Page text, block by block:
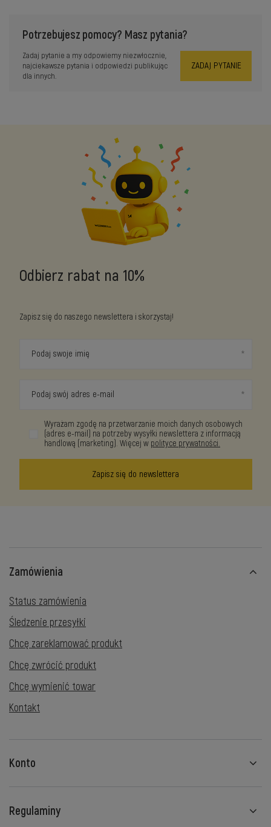
Potrzebujesz pomocy? Masz pytania?
Zadaj pytanie a my odpowiemy niezwłocznie,
najciekawsze pytania i odpowiedzi publikując
dla innych.
ZADAJ PYTANIE
Odbierz rabat na 10%
Zapisz się do naszego newslettera i skorzystaj!
Podaj swoje imię
Podaj swój adres e-mail
Wyrażam zgodę na przetwarzanie moich danych osobowych
(adres e-mail) na potrzeby wysyłki newslettera z informacją
handlową (marketing). Więcej w polityce prywatności.
Zapisz się do newslettera
Zamówienia
Status zamówienia
Śledzenie przesyłki
Chcę zareklamować produkt
Chcę zwrócić produkt
Chcę wymienić towar
Kontakt
Konto
Regulaminy